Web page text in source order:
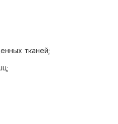
тканей;
после усиленных занятий;